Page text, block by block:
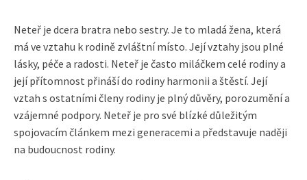
Neteř je dcera bratra nebo sestry. Je to mladá žena, která
má ve vztahu k rodině zvláštní místo. Její vztahy jsou plné
lásky, péče a radosti. Neteř je často miláčkem celé rodiny a
její přítomnost přináší do rodiny harmonii a štěstí. Její
vztah s ostatními členy rodiny je plný důvěry, porozumění a
vzájemné podpory. Neteř je pro své blízké důležitým
spojovacím článkem mezi generacemi a představuje naději
na budoucnost rodiny.